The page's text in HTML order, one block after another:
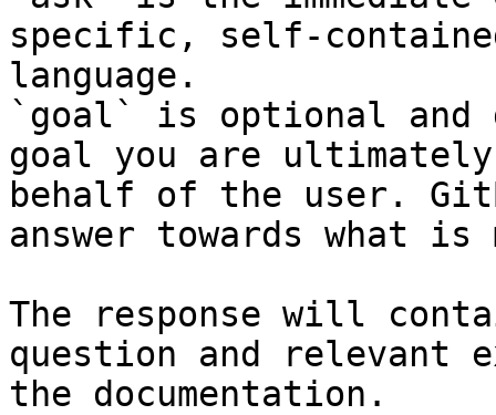
specific, self-
language.
`goal` is optional and
goal you are
behalf of the user.
answer towards what
The response will
question and relevant
the documentation.